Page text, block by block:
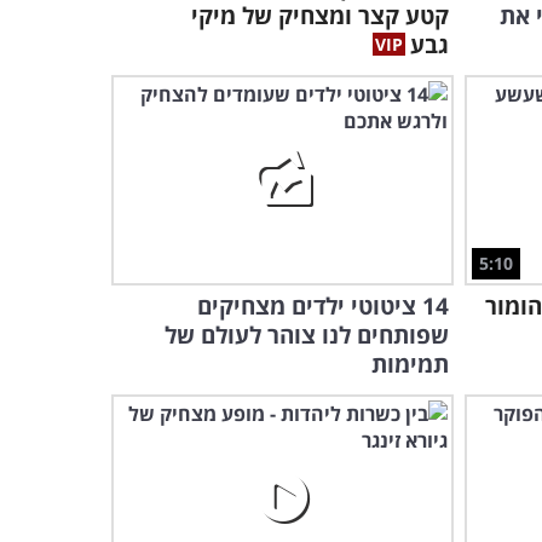
1:09
הטובה ביותר לתפוס חתן!
מוציא את האמת לאור והורג
אתכם מצחוק!
0:20
2:26
סיפור אהבה בשני חלקים -
מקסים!
מערכון באלכסון - קורע!
את
קטע קצר ומצחיק של מיקי
גבע
5:10
14 ציטוטי ילדים מצחיקים
שפותחים לנו צוהר לעולם של
תמימות